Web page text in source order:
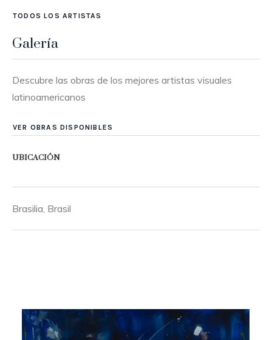
TODOS LOS ARTISTAS
Galería
Descubre las obras de los mejores artistas visuales
latinoamericanos
VER OBRAS DISPONIBLES
UBICACIÓN
Brasilia, Brasil